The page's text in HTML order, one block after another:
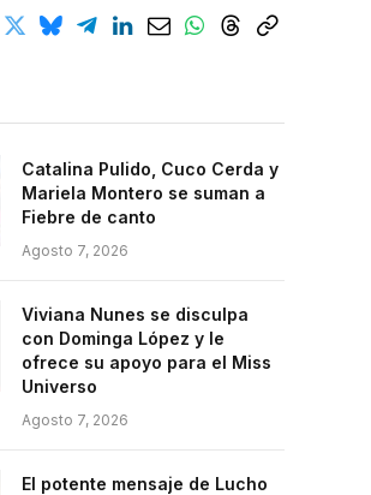
Catalina Pulido, Cuco Cerda y
Mariela Montero se suman a
Fiebre de canto
Agosto 7, 2026
Viviana Nunes se disculpa
con Dominga López y le
ofrece su apoyo para el Miss
Universo
Agosto 7, 2026
El potente mensaje de Lucho